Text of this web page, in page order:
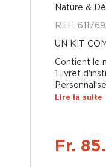
Nature &
REF.
UN KIT
Contient le
1 livret
Lire la suite
Fr.